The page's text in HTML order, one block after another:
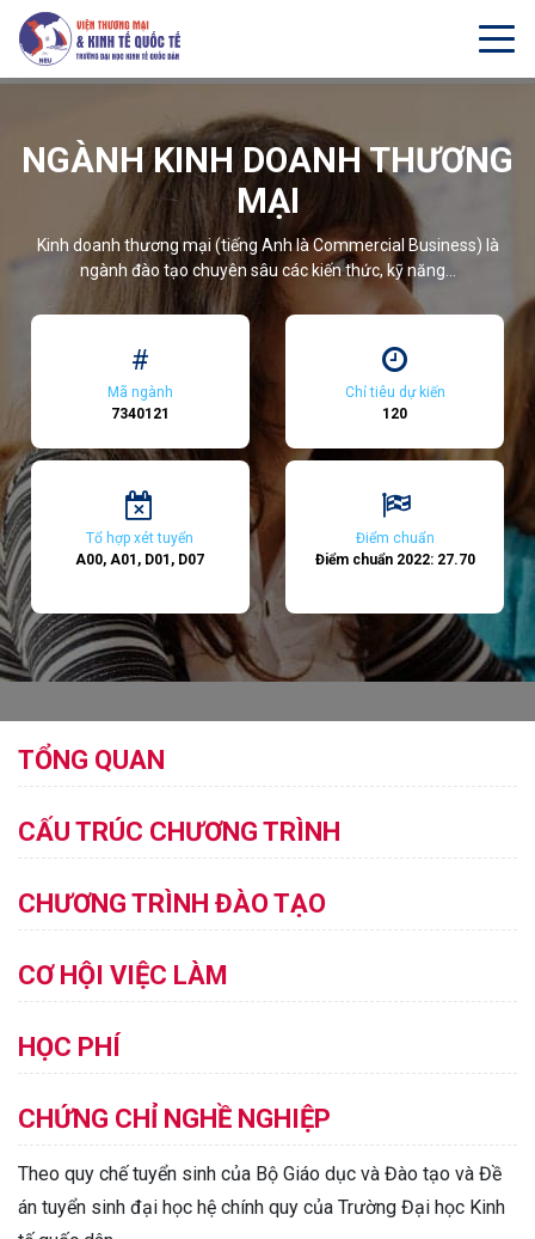
Đang tuyển sinh
Thông báo tuyển sinh Khoá 3 năm 2022, Chương trình liên kết đào
NGÀNH KINH DOANH THƯƠNG
MẠI
Kinh doanh thương mại (tiếng Anh là Commercial Business) là
ngành đào tạo chuyên sâu các kiến thức, kỹ năng...
#
Mã ngành
7340121
Chỉ tiêu dự kiến
120
Tổ hợp xét tuyển
A00, A01, D01, D07
Điểm chuẩn
Điểm chuẩn 2022: 27.70
TỔNG QUAN
CẤU TRÚC CHƯƠNG TRÌNH
CHƯƠNG TRÌNH ĐÀO TẠO
CƠ HỘI VIỆC LÀM
HỌC PHÍ
CHỨNG CHỈ NGHỀ NGHIỆP
Theo quy chế tuyển sinh của Bộ Giáo dục và Đào tạo và Đề
án tuyển sinh đại học hệ chính quy của Trường Đại học Kinh